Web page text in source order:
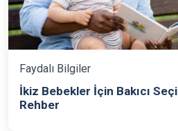
Faydalı Bilgiler
İkiz Bebekler İçin Bakıcı
Rehber